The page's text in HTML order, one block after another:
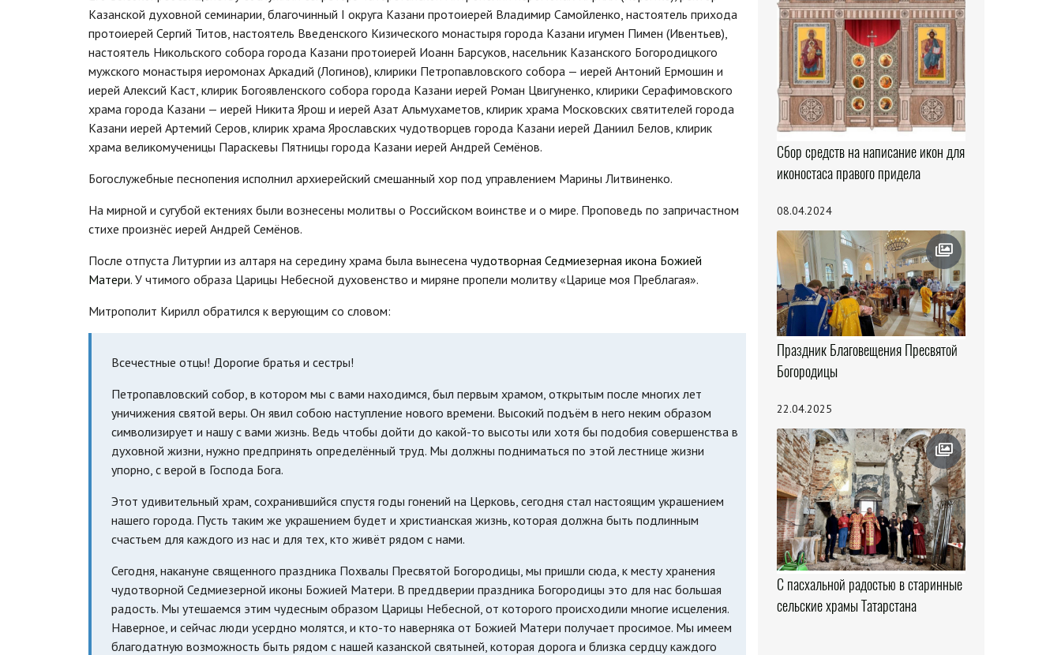
Казанской духовной семинарии, благочинный I округа Казани протоиерей Владимир Самойленко, настоятель прихода
протоиерей Сергий Титов, настоятель Введенского Кизического монастыря города Казани игумен Пимен (Ивентьев),
настоятель Никольского собора города Казани протоиерей Иоанн Барсуков, насельник Казанского Богородицкого
мужского монастыря иеромонах Аркадий (Логинов), клирики Петропавловского собора — иерей Антоний Ермошин и
иерей Алексий Каст, клирик Богоявленского собора города Казани иерей Роман Цвигуненко, клирики Серафимовского
храма города Казани — иерей Никита Ярош и иерей Азат Альмухаметов, клирик храма Московских святителей города
Казани иерей Артемий Серов, клирик храма Ярославских чудотворцев города Казани иерей Даниил Белов, клирик
храма великомученицы Параскевы Пятницы города Казани иерей Андрей Семёнов.
Богослужебные песнопения исполнил архиерейский смешанный хор под управлением Марины Литвиненко.
На мирной и сугубой ектениях были вознесены молитвы о Российском воинстве и о мире. Проповедь по запричастном
стихе произнёс иерей Андрей Семёнов.
После отпуста Литургии из алтаря на середину храма была вынесена чудотворная Седмиезерная икона Божией
Матери. У чтимого образа Царицы Небесной духовенство и миряне пропели молитву «Царице моя Преблагая».
Митрополит Кирилл обратился к верующим со словом:
Всечестные отцы! Дорогие братья и сестры!
Петропавловский собор, в котором мы с вами находимся, был первым храмом, открытым после многих лет
уничижения святой веры. Он явил собою наступление нового времени. Высокий подъём в него неким образом
символизирует и нашу с вами жизнь. Ведь чтобы дойти до какой-то высоты или хотя бы подобия совершенства в
духовной жизни, нужно предпринять определённый труд. Мы должны подниматься по этой лестнице жизни
упорно, с верой в Господа Бога.
Этот удивительный храм, сохранившийся спустя годы гонений на Церковь, сегодня стал настоящим украшением
нашего города. Пусть таким же украшением будет и христианская жизнь, которая должна быть подлинным
счастьем для каждого из нас и для тех, кто живёт рядом с нами.
Сегодня, накануне священного праздника Похвалы Пресвятой Богородицы, мы пришли сюда, к месту хранения
чудотворной Седмиезерной иконы Божией Матери. В преддверии праздника Богородицы это для нас большая
радость. Мы утешаемся этим чудесным образом Царицы Небесной, от которого происходили многие исцеления.
Наверное, и сейчас люди усердно молятся, и кто-то наверняка от Божией Матери получает просимое. Мы имеем
благодатную возможность быть рядом с нашей казанской святыней, которая дорога и близка сердцу каждого
Сбор средств на написание икон для
иконостаса правого придела
08.04.2024
Праздник Благовещения Пресвятой
Богородицы
22.04.2025
С пасхальной радостью в старинные
сельские храмы Татарстана